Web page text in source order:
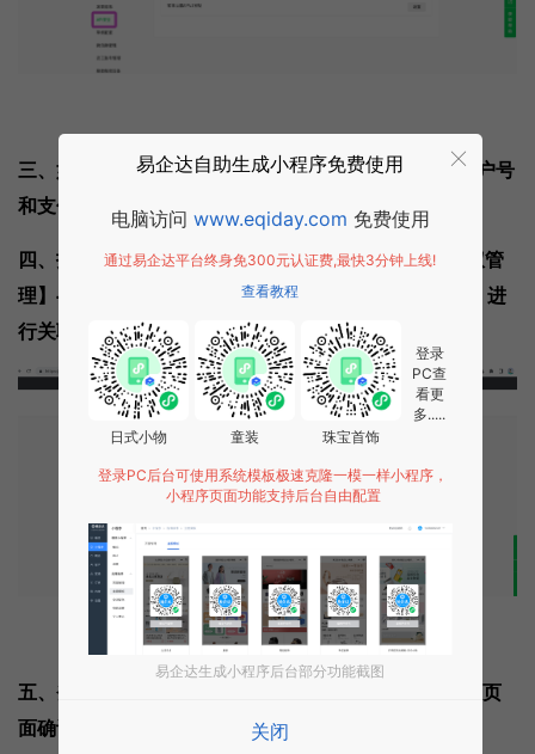
三、如果微信支付已经在使用中，可直接复制相关的商户号
和支付密钥
四、打开微信支付商户号的【产品中心】-【APPID授权管
理】-【关联更多APPID】，填写当前小程序的APPID，进
行关联。
五、登录
公众平台，【功能】-【微信支付】页
面确认微信支付关联
易企达自助生成小程序免费使用
电脑访问 www.eqiday.com 免费使用
通过易企达平台终身免300元认证费,最快3分钟上线!
查看教程
日式小物 童装 珠宝首饰
登录
PC查
看更
多.....
登录PC后台可使用系统模板极速克隆一模一样小程序，
小程序页面功能支持后台自由配置
易企达生成小程序后台部分功能截图
关闭